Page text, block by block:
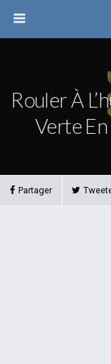
Rouler À
Verte
Partager